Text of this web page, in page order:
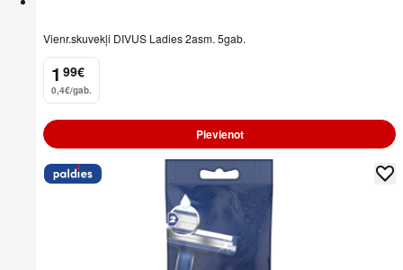
Vienr.skuvekļi DIVUS Ladies 2asm. 5gab.
1
. 99€
0,4€/gab.
Pievienot